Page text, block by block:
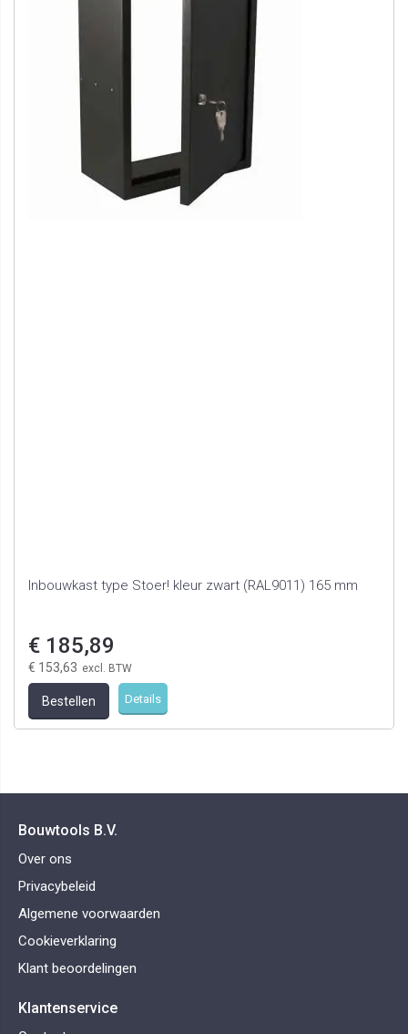
Inbouwkast type Stoer! kleur zwart (RAL9011) 165 mm
€ 185,89
€ 153,63
Bestellen Details
Bouwtools B.V.
Over ons
Privacybeleid
Algemene voorwaarden
Cookieverklaring
Klant beoordelingen
Klantenservice